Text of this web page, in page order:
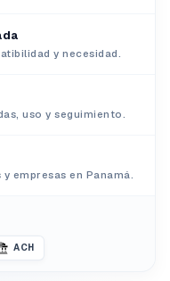
y necesidad.
uso y seguimiento.
empresas en Panamá.
ACH